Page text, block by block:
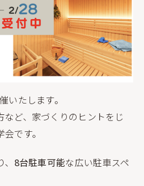
いたします。
ど、家づくりのヒントをじ
です。
8台駐車可能な広い駐車スペ